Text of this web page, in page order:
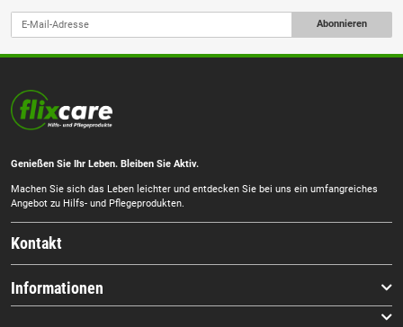
Abonnieren
Genießen Sie Ihr Leben. Bleiben Sie Aktiv.
Machen Sie sich das Leben leichter und entdecken Sie bei uns ein umfangreiches
Angebot zu Hilfs- und Pflegeprodukten.
Kontakt
Informationen